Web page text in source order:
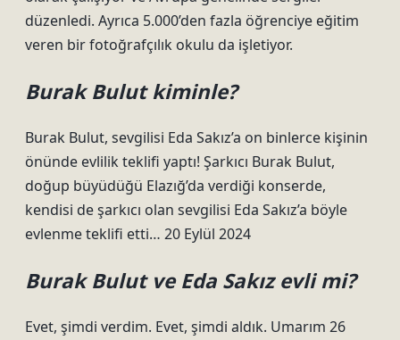
düzenledi. Ayrıca 5.000’den fazla öğrenciye eğitim
veren bir fotoğrafçılık okulu da işletiyor.
Burak Bulut kiminle?
Burak Bulut, sevgilisi Eda Sakız’a on binlerce kişinin
önünde evlilik teklifi yaptı! Şarkıcı Burak Bulut,
doğup büyüdüğü Elazığ’da verdiği konserde,
kendisi de şarkıcı olan sevgilisi Eda Sakız’a böyle
evlenme teklifi etti… 20 Eylül 2024
Burak Bulut ve Eda Sakız evli mi?
Evet, şimdi verdim. Evet, şimdi aldık. Umarım 26